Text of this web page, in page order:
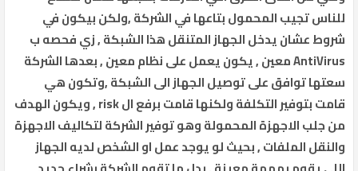
للناس تجيب المحمول بتاعها في الشركة ,ولكن بيكون في
شروط عشان يدخل الجهاز المتنقل هذا الشبكة , زي فحصه ب
AntiVirus معين , يكون يعمل على نظام معين , بعدها الشركة
سعتها توافق على توصيل الجهاز الى الشبكة ,وتكون هي
قامت بتوفير التكلفة ولكنها قامت برفع ال risk , ويكون الهدف
من جلب الاجهزة المحمولة وهو توفير الشركة لتكاليف الاجهزة
والنقل الملفات , بحيث لو يوجد عمل او الشخص لديه الجهاز